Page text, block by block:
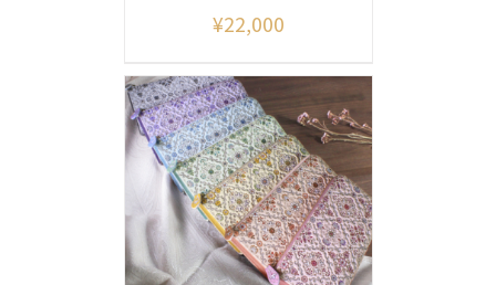
¥22,000